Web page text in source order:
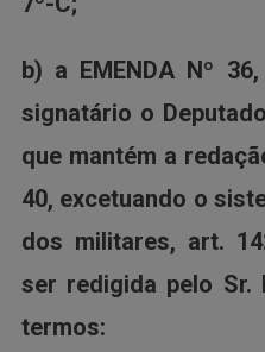
b) a EMENDA Nº
signatário o
que mantém a
40, excetuando o
dos militares, art.
ser redigida pelo Sr.
termos: